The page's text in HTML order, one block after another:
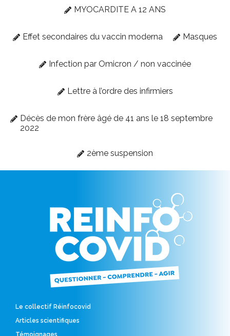
MYOCARDITE A 12 ANS
Effet secondaires du vaccin moderna Masques
Infection par Omicron / non vaccinée
Lettre à l’ordre des infirmiers
Décès de mon frère âgé de 41 ans le 18 septembre
2022
2ème suspension
Le collectif Réinfocovid
Articles scientifiques
Témoignages